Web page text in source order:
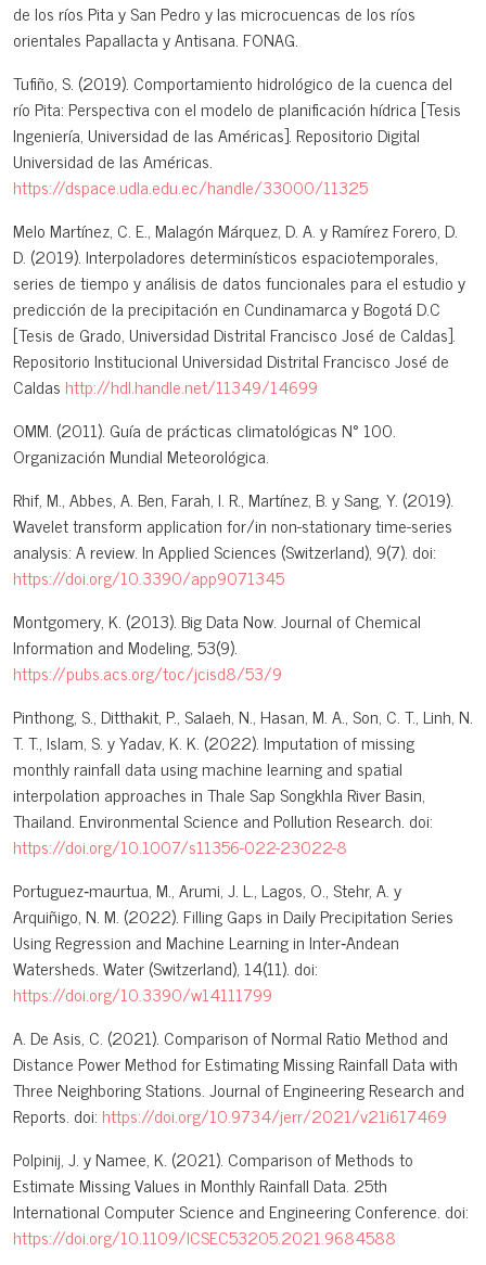
de los ríos Pita y San Pedro y las microcuencas de los ríos
orientales Papallacta y Antisana. FONAG.
Tufiño, S. (2019). Comportamiento hidrológico de la cuenca del
río Pita: Perspectiva con el modelo de planificación hídrica [Tesis
Ingeniería, Universidad de las Américas]. Repositorio Digital
Universidad de las Américas.
https://dspace.udla.edu.ec/handle/33000/11325
Melo Martínez, C. E., Malagón Márquez, D. A. y Ramírez Forero, D.
D. (2019). Interpoladores determinísticos espaciotemporales,
series de tiempo y análisis de datos funcionales para el estudio y
predicción de la precipitación en Cundinamarca y Bogotá D.C
[Tesis de Grado, Universidad Distrital Francisco José de Caldas].
Repositorio Institucional Universidad Distrital Francisco José de
Caldas http://hdl.handle.net/11349/14699
OMM. (2011). Guía de prácticas climatológicas N° 100.
Organización Mundial Meteorológica.
Rhif, M., Abbes, A. Ben, Farah, I. R., Martínez, B. y Sang, Y. (2019).
Wavelet transform application for/in non-stationary time-series
analysis: A review. In Applied Sciences (Switzerland), 9(7). doi:
https://doi.org/10.3390/app9071345
Montgomery, K. (2013). Big Data Now. Journal of Chemical
Information and Modeling, 53(9).
https://pubs.acs.org/toc/jcisd8/53/9
Pinthong, S., Ditthakit, P., Salaeh, N., Hasan, M. A., Son, C. T., Linh, N.
T. T., Islam, S. y Yadav, K. K. (2022). Imputation of missing
monthly rainfall data using machine learning and spatial
interpolation approaches in Thale Sap Songkhla River Basin,
Thailand. Environmental Science and Pollution Research. doi:
https://doi.org/10.1007/s11356-022-23022-8
Portuguez‐maurtua, M., Arumi, J. L., Lagos, O., Stehr, A. y
Arquiñigo, N. M. (2022). Filling Gaps in Daily Precipitation Series
Using Regression and Machine Learning in Inter‐Andean
Watersheds. Water (Switzerland), 14(11). doi:
https://doi.org/10.3390/w14111799
A. De Asis, C. (2021). Comparison of Normal Ratio Method and
Distance Power Method for Estimating Missing Rainfall Data with
Three Neighboring Stations. Journal of Engineering Research and
Reports. doi: https://doi.org/10.9734/jerr/2021/v21i617469
Polpinij, J. y Namee, K. (2021). Comparison of Methods to
Estimate Missing Values in Monthly Rainfall Data. 25th
International Computer Science and Engineering Conference. doi:
https://doi.org/10.1109/ICSEC53205.2021.9684588